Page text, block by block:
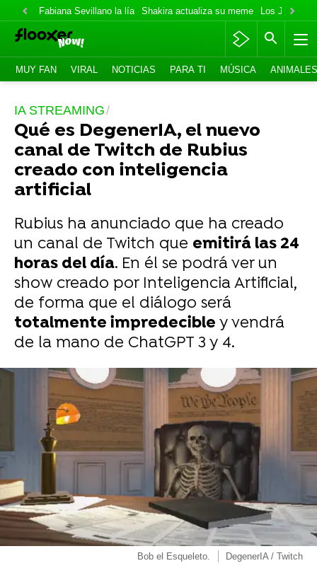
Fabiana Sevillano la lía Shakira actualiza su meme Los Jonas
MUY FAN VIRAL NOTICIAS PARA TI MÚSICA ANIMALES
IA STREAMING
Qué es DegenerIA, el nuevo
canal de Twitch de Rubius
creado con inteligencia
artificial
Rubius ha anunciado que ha creado
un canal de Twitch que emitirá las 24
horas del día. En él se podrá ver un
show creado por Inteligencia Artificial,
de forma que el diálogo será
totalmente impredecible y vendrá
de la mano de ChatGPT 3 y 4.
Bob el Esqueleto. DegenerIA / Twitch